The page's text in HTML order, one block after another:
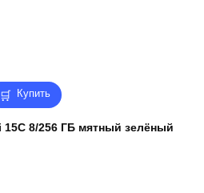
Купить
8/256 ГБ мятный зелёный